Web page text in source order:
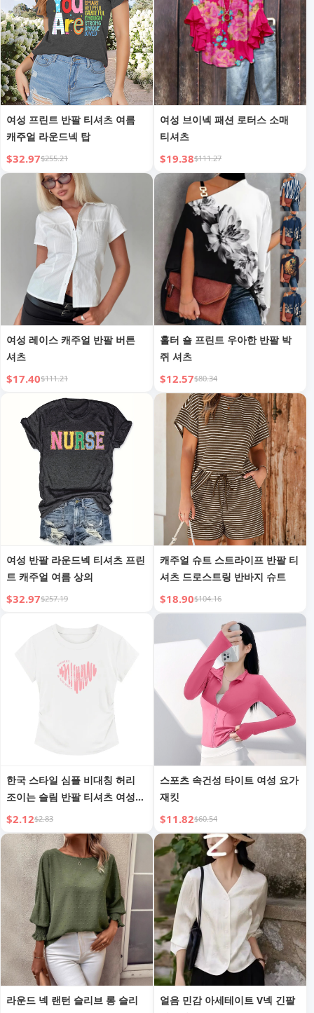
여성 프린트 반팔 티셔츠 여름
캐주얼 라운드넥 탑
$32.97$255.21
여성 브이넥 패션 로터스 소매
티셔츠
$19.38$111.27
여성 레이스 캐주얼 반팔 버튼
셔츠
$17.40$111.21
홀터 숄 프린트 우아한 반팔 박
쥐 셔츠
$12.57$80.34
여성 반팔 라운드넥 티셔츠 프린
트 캐주얼 여름 상의
$32.97$257.19
캐주얼 슈트 스트라이프 반팔 티
셔츠 드로스트링 반바지 슈트
$18.90$104.16
한국 스타일 심플 비대칭 허리
조이는 슬림 반팔 티셔츠 여성
여름 달콤한 안티 에이징 슬림
숄더 탑
$2.12$2.83
스포츠 속건성 타이트 여성 요가
재킷
$11.82$60.54
라운드 넥 랜턴 슬리브 롱 슬리
얼음 민감 아세테이트 V넥 긴팔